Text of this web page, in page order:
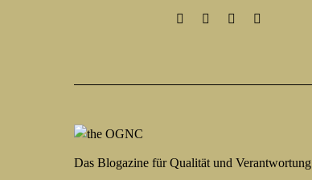
Das Blogazine für Qualität und Verantwortung